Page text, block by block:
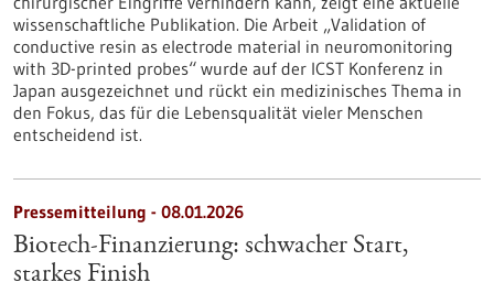
wissenschaftliche Publikation. Die Arbeit „Validation of
conductive resin as electrode material in neuromonitoring
with 3D-printed probes“ wurde auf der ICST Konferenz in
Japan ausgezeichnet und rückt ein medizinisches Thema in
den Fokus, das für die Lebensqualität vieler Menschen
entscheidend ist.
Pressemitteilung - 08.01.2026
Biotech-Finanzierung: schwacher Start,
starkes Finish